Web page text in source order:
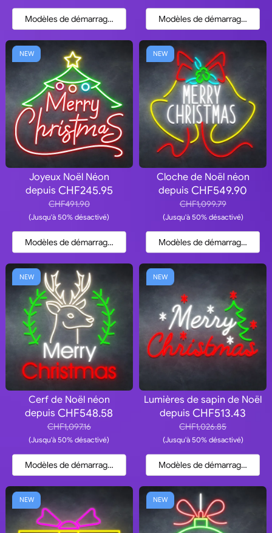
Modèles de démarrage et devis Modèles de démarrage et
NEW
Joyeux Noël Néon
depuis CHF245.95
CHF491.90
(Jusqu'à 50% désactivé)
Modèles de démarrage et devis
NEW
Cloche de Noël néon
depuisCHF549.90
CHF1,099.79
(Jusqu'à 50% désactivé)
Modèles de démarrage et
NEW
Cerf de Noël néon
depuisCHF548.58
CHF1,097.16
(Jusqu'à 50% désactivé)
Modèles de démarrage et devis
NEW
Lumières de sapin de Noël
depuisCHF513.43
CHF1,026.85
(Jusqu'à 50% désactivé)
Modèles de démarrage et
NEW NEW